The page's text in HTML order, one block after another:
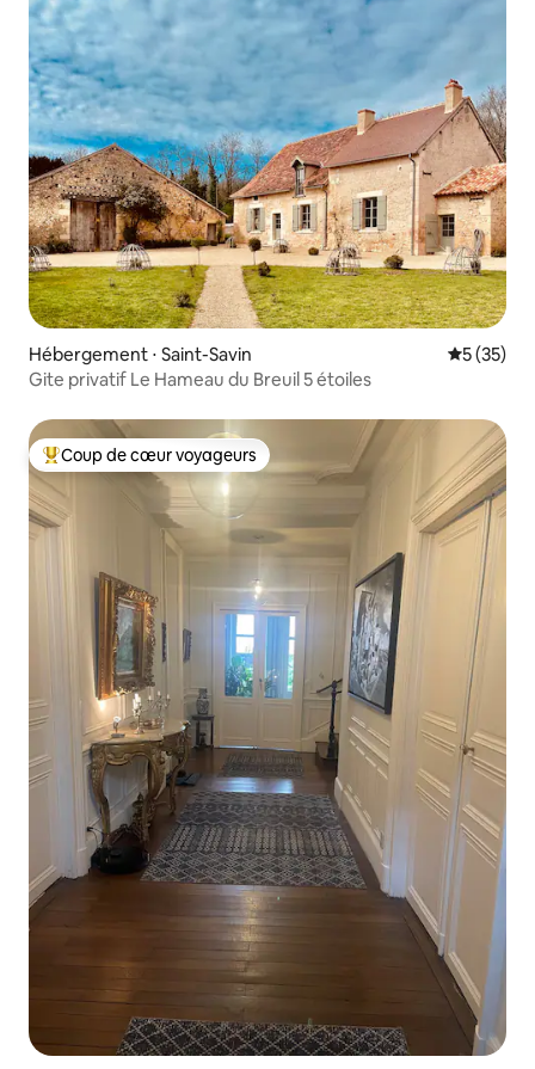
Hébergement ⋅ Saint-Savin
5 (35)
Gite privatif Le Hameau du Breuil 5 étoiles
Coups de cœur voyageurs les plus appréciés
Coup de cœur voyageurs